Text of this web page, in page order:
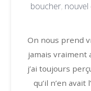
boucher, nouvel
On nous prend
jamais vraiment
j’ai toujours
qu’il n’en